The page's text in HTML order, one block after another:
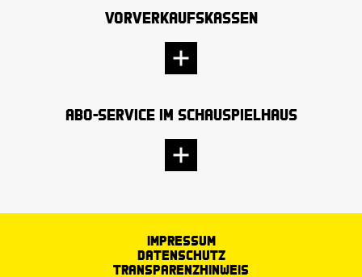
Vorverkaufskassen
Abo-Service im Schauspielhaus
Impressum
Datenschutz
Transparenzhinweis